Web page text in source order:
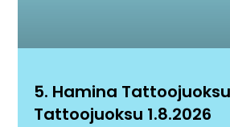
5. Hamina
Tattoojuoksu 1.8.2026